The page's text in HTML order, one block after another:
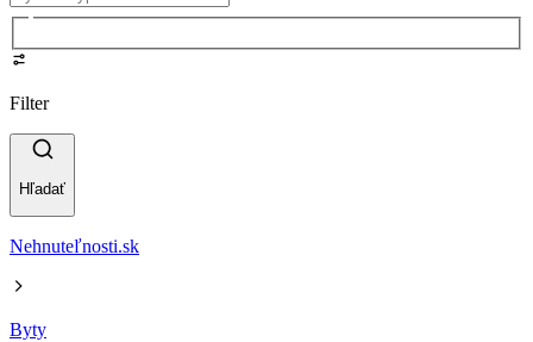
Filter
Hľadať
Nehnuteľnosti.sk
Byty